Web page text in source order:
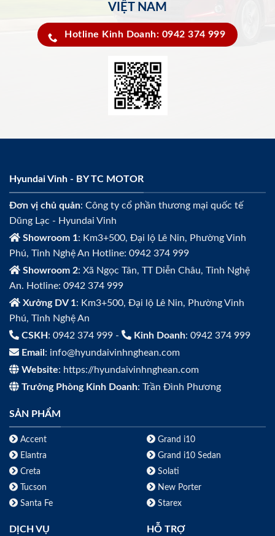
VIỆT NAM
Hotline Kinh Doanh: 0942 374 999
Hyundai Vinh - BY TC MOTOR
Đơn vị chủ quản: Công ty cổ phần thương mại quốc tế
Dũng Lạc - Hyundai Vinh
Showroom 1: Km3+500, Đại lộ Lê Nin, Phường Vinh
Phú, Tỉnh Nghệ An Hotline: 0942 374 999
Showroom 2: Xã Ngọc Tân, TT Diễn Châu, Tỉnh Nghệ
An. Hotline: 0942 374 999
Xưởng DV 1: Km3+500, Đại lộ Lê Nin, Phường Vinh
Phú, Tỉnh Nghệ An
CSKH : 0942 374 999 - Kinh Doanh: 0942 374 999
Email : info@hyundaivinhnghean.com
Website: https://hyundaivinhnghean.com
Trưởng Phòng Kinh Doanh: Trần Đình Phương
SẢN PHẨM
Accent
Elantra
Creta
Tucson
Santa Fe
Grand i10
Grand i10 Sedan
Solati
New Porter
Starex
DỊCH VỤ HỖ TRỢ